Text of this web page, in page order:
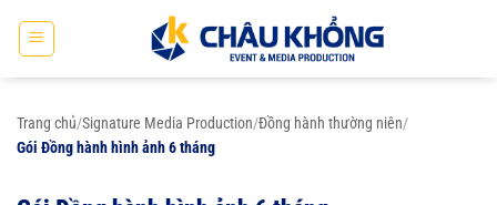
Trang chủ/Signature Media Production/Đồng hành thường niên/
Gói Đồng hành hình ảnh 6 tháng